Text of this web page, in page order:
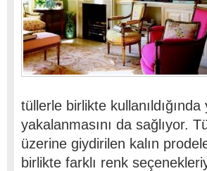
tüllerle birlikte
yakalanmasını da sağlıyor.
üzerine giydirilen kalın
birlikte farklı renk